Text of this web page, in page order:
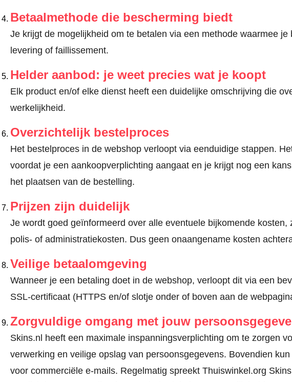
Betaalmethode die bescherming biedt
Je krijgt de mogelijkheid om te betalen via een methode waarmee
levering of faillissement.
Helder aanbod: je weet precies wat je koopt
Elk product en/of elke dienst heeft een duidelijke omschrijving die
werkelijkheid.
Overzichtelijk bestelproces
Het bestelproces in de webshop verloopt via eenduidige stappen.
voordat je een aankoopverplichting aangaat en je krijgt nog een
het plaatsen van de bestelling.
Prijzen zijn duidelijk
Je wordt goed geïnformeerd over alle eventuele bijkomende kosten,
polis- of administratiekosten. Dus geen onaangename kosten
Veilige betaalomgeving
Wanneer je een betaling doet in de webshop, verloopt dit via een
SSL-certificaat (HTTPS en/of slotje onder of boven aan de
Zorgvuldige omgang met jouw
Skins.nl heeft een maximale inspanningsverplichting om te zorgen
verwerking en veilige opslag van persoonsgegevens. Bovendien
voor commerciële e-mails. Regelmatig spreekt Thuiswinkel.org